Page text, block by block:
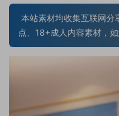
本站素材均收集互联网分
点、18+成人内容素材，